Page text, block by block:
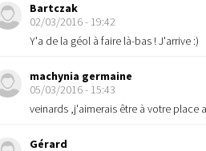
Bartczak
02/03/2016 - 19:42
Y'a de la géol à faire là-bas ! J'arrive :)
machynia germaine
05/03/2016 - 15:43
veinards ,j'aimerais être à votre place
Gérard